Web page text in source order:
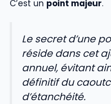
C’est un point majeur.
Le secret d’une
réside dans cet
annuel, évitant
définitif du
d’étanchéité.